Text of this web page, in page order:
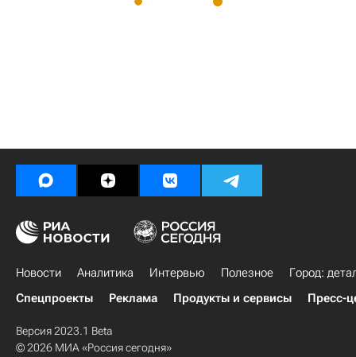
Новости Аналитика Интервью Полезное
Город:
Спецпроекты
Реклама Продукты и сервисы Пресс-
Версия 2023.1 Beta
© 2026 МИА «Россия сегодня»